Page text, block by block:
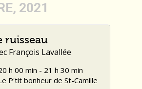
2021
ruisseau
François Lavallée
h 00 min - 21 h 30 min
P'tit bonheur de St-Camille